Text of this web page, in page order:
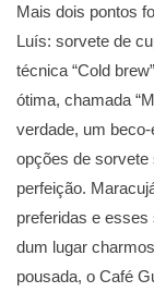
Mais dois pontos
Luís: sorvete de
técnica “Cold
ótima, chamada
verdade, um
opções de
perfeição.
preferidas e
dum lugar
pousada, o Café